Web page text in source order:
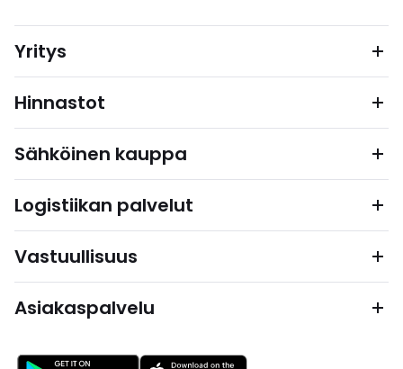
Yritys
Hinnastot
Sähköinen kauppa
Logistiikan palvelut
Vastuullisuus
Asiakaspalvelu